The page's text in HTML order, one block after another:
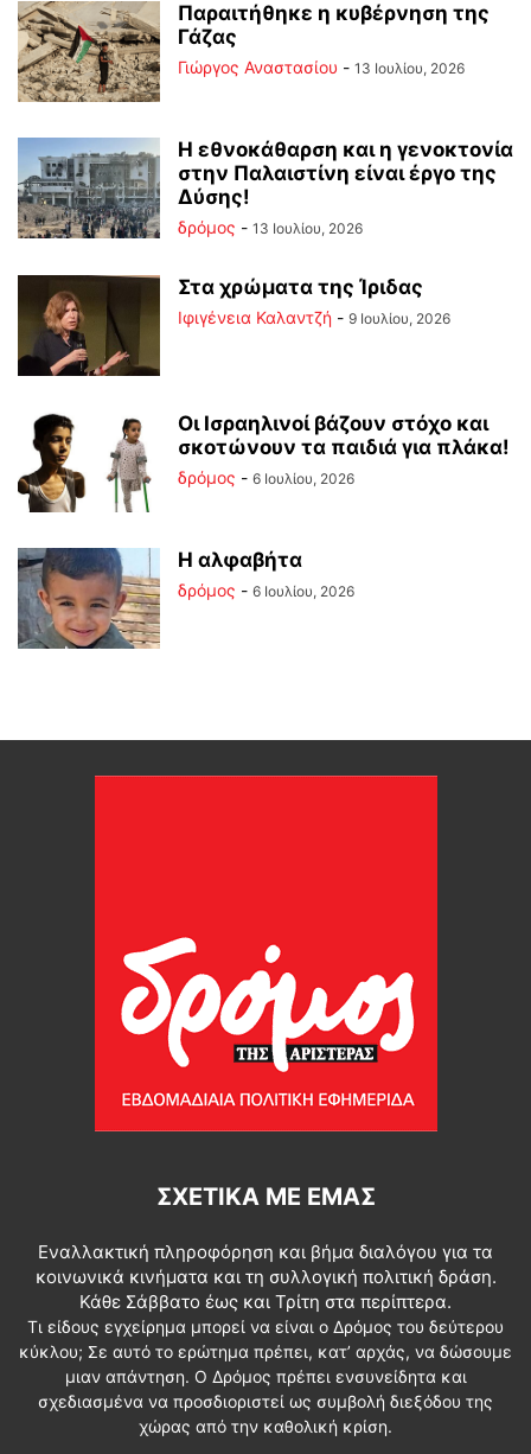
Παραιτήθηκε η κυβέρνηση της
Γάζας
Γιώργος Αναστασίου - 13 Ιουλίου, 2026
Η εθνοκάθαρση και η γενοκτονία
στην Παλαιστίνη είναι έργο της
Δύσης!
δρόμος - 13 Ιουλίου, 2026
Στα χρώματα της Ίριδας
Ιφιγένεια Καλαντζή - 9 Ιουλίου, 2026
Οι Ισραηλινοί βάζουν στόχο και
σκοτώνουν τα παιδιά για πλάκα!
δρόμος - 6 Ιουλίου, 2026
Η αλφαβήτα
δρόμος - 6 Ιουλίου, 2026
ΣΧΕΤΙΚΆ ΜΕ ΕΜΆΣ
Εναλλακτική πληροφόρηση και βήμα διαλόγου για τα
κοινωνικά κινήματα και τη συλλογική πολιτική δράση.
Κάθε Σάββατο έως και Τρίτη στα περίπτερα.
Τι είδους εγχείρημα μπορεί να είναι ο Δρόμος του δεύτερου
κύκλου; Σε αυτό το ερώτημα πρέπει, κατ’ αρχάς, να δώσουμε
μιαν απάντηση. Ο Δρόμος πρέπει ενσυνείδητα και
σχεδιασμένα να προσδιοριστεί ως συμβολή διεξόδου της
χώρας από την καθολική κρίση.